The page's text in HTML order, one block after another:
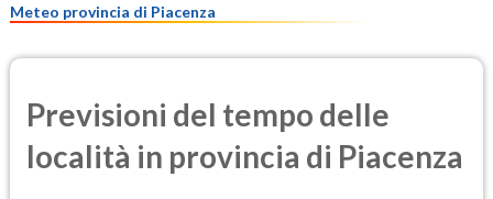
Meteo provincia di Piacenza
Previsioni del tempo delle
località in provincia di Piacenza